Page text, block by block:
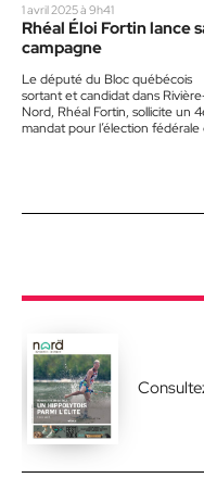
1 avril 2025 à 9h41
Rhéal Éloi Fortin lance
campagne
Le député du Bloc québécois
sortant et candidat dans
Nord, Rhéal Fortin, sollicite un
mandat pour l’élection fédérale